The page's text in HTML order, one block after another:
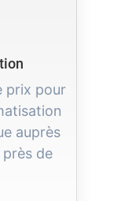
prix pour
auprès
de